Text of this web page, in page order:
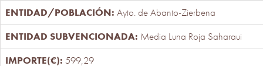
Ayto. de Abanto-Zierbena
Media Luna Roja Saharaui
599,29